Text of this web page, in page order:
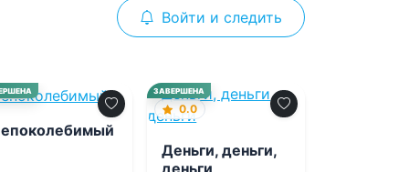
Войти и следить
0.0 ЗАВЕРШЕНА
0.0
Деньги, деньги,